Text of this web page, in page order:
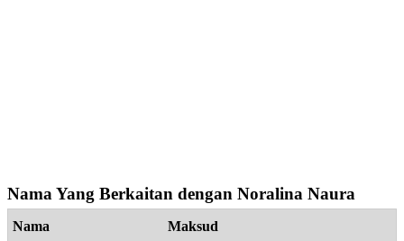
Nama Yang Berkaitan dengan Noralina Naura
Nama Maksud